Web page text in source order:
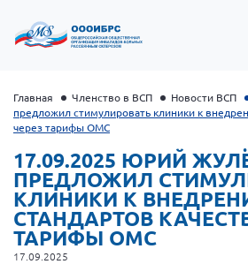
Главная Членство в ВСП Новости ВСП
предложил стимулировать клиники к
через тарифы ОМС
17.09.2025 ЮРИЙ
ПРЕДЛОЖИЛ
КЛИНИКИ К
СТАНДАРТОВ
ТАРИФЫ ОМС
17.09.2025